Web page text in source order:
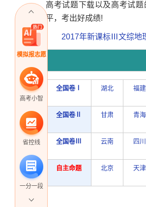
模拟报志愿
高考小智
省控线
一分一段
高考试题下载以及高考试
平，考出好成绩!
2017年新课标Ⅲ文综地
全国卷Ⅰ 湖北 福建
全国卷Ⅱ 甘肃 青海
全国卷Ⅲ 云南 四川
自主命题 北京 天津